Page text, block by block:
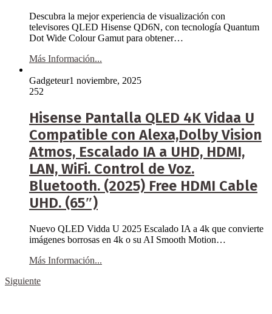
Descubra la mejor experiencia de visualización con
televisores QLED Hisense QD6N, con tecnología Quantum
Dot Wide Colour Gamut para obtener…
Más Información...
Gadgeteur1 noviembre, 2025
252
Hisense Pantalla QLED 4K Vidaa U
Compatible con Alexa,Dolby Vision
Atmos, Escalado IA a UHD, HDMI,
LAN, WiFi. Control de Voz.
Bluetooth. (2025) Free HDMI Cable
UHD. (65″)
Nuevo QLED Vidda U 2025 Escalado IA a 4k que convierte
imágenes borrosas en 4k o su AI Smooth Motion…
Más Información...
Siguiente